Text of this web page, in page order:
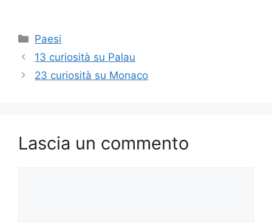
Categorie
Paesi
13 curiosità su Palau
23 curiosità su Monaco
Lascia un commento